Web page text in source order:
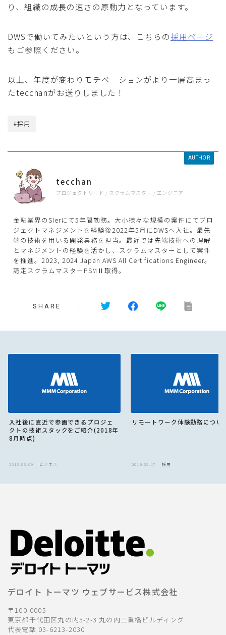
り、組織の成長の速さの原動力となっています。
DWSで働いてみたいという方は、こちらの採用ページ
もご参照ください。
以上、年度が変わりモチベーションがより一層高まっ
たtecchanがお送りしました！
#採用
AUTHOR
tecchan
プロジェクトリード / スクラムマスター / エンジニア
金融業界のSIerにて5年間勤務。大小様々な規模の案件にてプロ
ジェクトマネジメントを経験後2022年5月にDWSへ入社。最先
端の技術を用いる開発業務を担当。最近では先端技術への理解
とマネジメントの経験を活かし、スクラムマスターとして案件
を推進。2023, 2024 Japan AWS All Certifications Engineer。
認定スクラムマスターPSMⅡ取得。
SHARE
入社後に直近で参画できるプロジェ
クトの技術スタックをご紹介(2018年
8月時点)
2018.08.09 ビジネス
リモートワーク体験勤務につい
2019.05.17 採用
デロイト トーマツ ウェブサービス株式会社
〒100-0005
東京都千代田区丸の内3-2-3 丸の内二重橋ビルディング
代表電話 03-6213-2030